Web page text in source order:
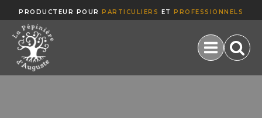
PRODUCTEUR POUR PARTICULIERS ET PROFESSIONNELS
OUVERTE